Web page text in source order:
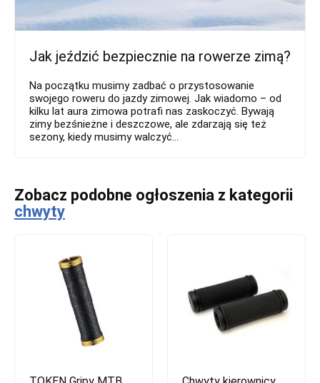
Jak jeździć bezpiecznie na rowerze zimą?
Na początku musimy zadbać o przystosowanie
swojego roweru do jazdy zimowej. Jak wiadomo – od
kilku lat aura zimowa potrafi nas zaskoczyć. Bywają
zimy bezśnieżne i deszczowe, ale zdarzają się też
sezony, kiedy musimy walczyć...
Zobacz podobne ogłoszenia z kategorii
chwyty